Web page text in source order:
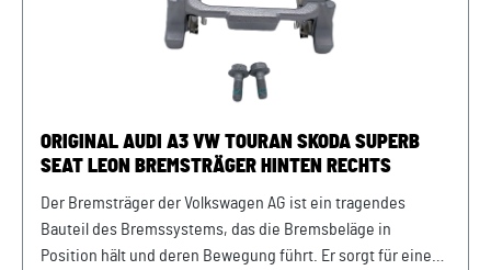
WAUZZZ...) Ihres Fahrzeugs mitzuteilen. Wir prüfen vorab,
ob der gewünschte Artikel zum Fahrzeug passt.
ORIGINAL AUDI A3 VW TOURAN SKODA SUPERB
SEAT LEON BREMSTRÄGER HINTEN RECHTS
Der Bremsträger der Volkswagen AG ist ein tragendes
Bauteil des Bremssystems, das die Bremsbeläge in
Position hält und deren Bewegung führt. Er sorgt für eine